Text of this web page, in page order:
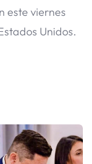
este viernes
Unidos.